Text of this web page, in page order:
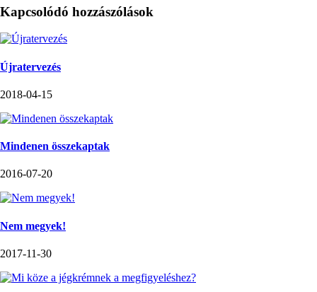
Kapcsolódó hozzászólások
Újratervezés
2018-04-15
Mindenen összekaptak
2016-07-20
Nem megyek!
2017-11-30